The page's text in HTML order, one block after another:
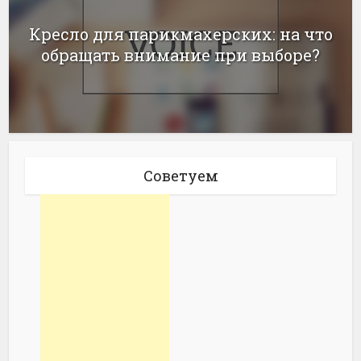
Кресло для парикмахерских: на что
обращать внимание при выборе?
Советуем